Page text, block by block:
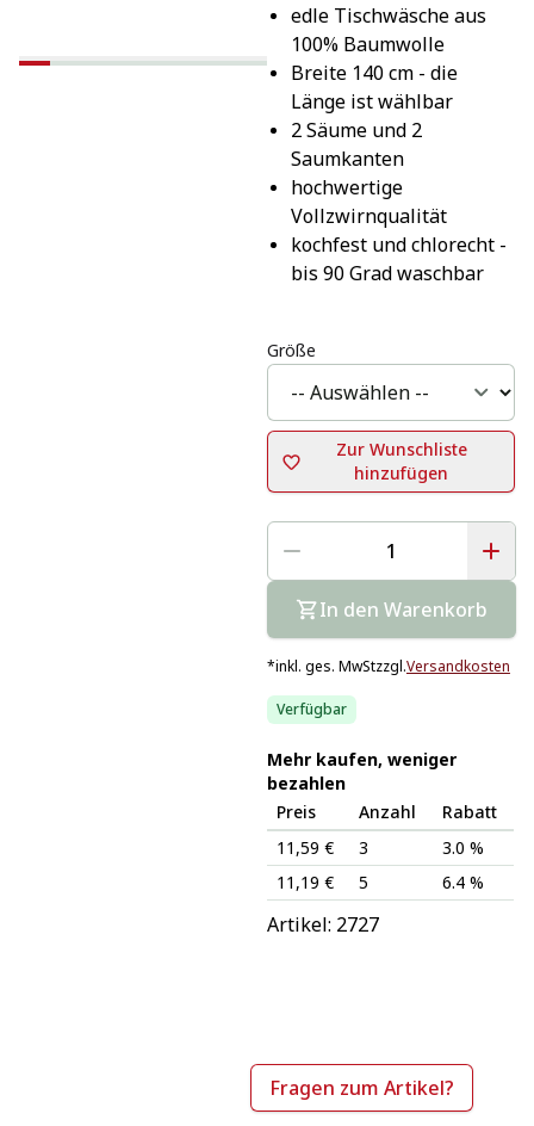
edle Tischwäsche aus
100% Baumwolle
Breite 140 cm - die
Länge ist wählbar
2 Säume und 2
Saumkanten
hochwertige
Vollzwirnqualität
kochfest und chlorecht -
bis 90 Grad waschbar
Größe
Zur Wunschliste
hinzufügen
In den Warenkorb
*inkl. ges. MwStzzgl.Versandkosten
Verfügbar
Mehr kaufen, weniger
bezahlen
Preis
Anzahl
Rabatt
11,59 €
3
3.0 %
11,19 €
5 6.4 %
Artikel: 2727
Fragen zum Artikel?